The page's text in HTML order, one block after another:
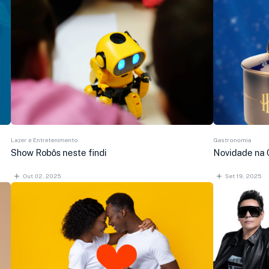
Lazer e Entretenimento
Show Robôs neste findi
Out 02, 2025
Gastronomia
Novidade na
Set 19, 2025